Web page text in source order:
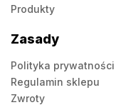
Produkty
Zasady
Polityka prywatności
Regulamin sklepu
Zwroty